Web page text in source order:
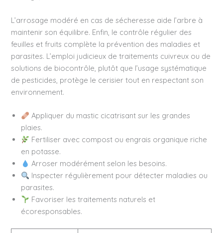
L’arrosage modéré en cas de sécheresse aide l’arbre à
maintenir son équilibre. Enfin, le contrôle régulier des
feuilles et fruits complète la prévention des maladies et
parasites. L’emploi judicieux de traitements cuivreux ou de
solutions de biocontrôle, plutôt que l’usage systématique
de pesticides, protège le cerisier tout en respectant son
environnement.
Appliquer du mastic cicatrisant sur les grandes
plaies.
Fertiliser avec compost ou engrais organique riche
en potasse.
Arroser modérément selon les besoins.
Inspecter régulièrement pour détecter maladies ou
parasites.
Favoriser les traitements naturels et
écoresponsables.